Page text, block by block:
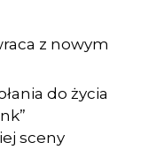
z nowym
do życia
sceny